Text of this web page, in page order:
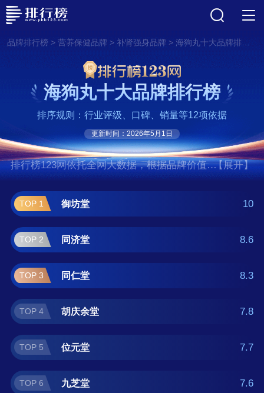
品牌排行榜> 营养保健品牌 > 补肾强身品牌 > 海狗丸十大品牌排行榜
海狗丸十大品牌排行榜
排序规则：行业评级、口碑、销量等12项依据
更新时间：2026年5月1日
排行榜123网依托全网大数据，根据品牌价值、
口碑评价等多项指数评选出了海狗丸十大品牌
排行榜,前十名分别是御坊堂、同济堂、同仁
堂、胡庆余堂、位元堂、九芝堂、敖东、仲
景、汇仁/HUIREN、修正。如果您正在查找海
狗丸什么牌子好？那么本海狗丸十大品牌榜单
可供您作为选购参考，我们致力于用最真实的
用户数据推荐口碑最好的海狗丸品牌，让您选
得放心。(榜单每月更新一次)
【展开】
TOP 1 御坊堂 10
TOP 2 同济堂 8.6
TOP 3 同仁堂 8.3
TOP 4 胡庆余堂 7.8
TOP 5 位元堂 7.7
TOP 6 九芝堂 7.6